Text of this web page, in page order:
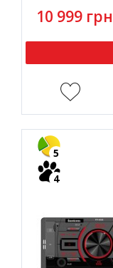
10 999 грн
5
4